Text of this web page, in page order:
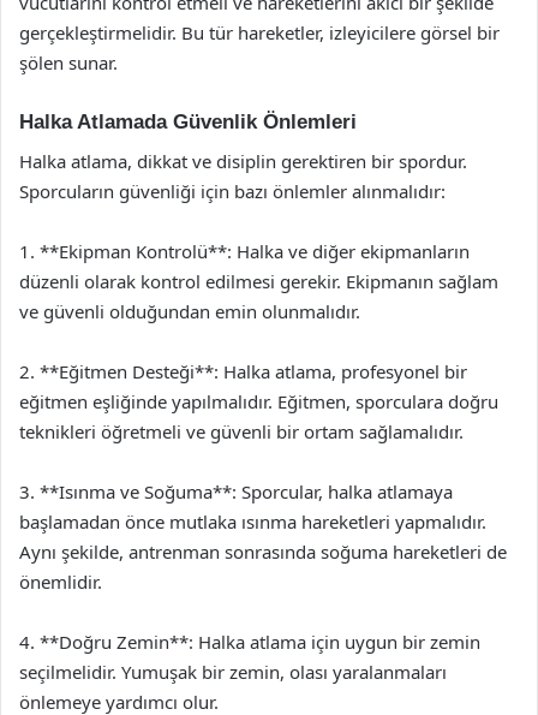
gerçekleştirmelidir. Bu tür hareketler, izleyicilere görsel bir
şölen sunar.
Halka Atlamada Güvenlik Önlemleri
Halka atlama, dikkat ve disiplin gerektiren bir spordur.
Sporcuların güvenliği için bazı önlemler alınmalıdır:
1. **Ekipman Kontrolü**: Halka ve diğer ekipmanların
düzenli olarak kontrol edilmesi gerekir. Ekipmanın sağlam
ve güvenli olduğundan emin olunmalıdır.
2. **Eğitmen Desteği**: Halka atlama, profesyonel bir
eğitmen eşliğinde yapılmalıdır. Eğitmen, sporculara doğru
teknikleri öğretmeli ve güvenli bir ortam sağlamalıdır.
3. **Isınma ve Soğuma**: Sporcular, halka atlamaya
başlamadan önce mutlaka ısınma hareketleri yapmalıdır.
Aynı şekilde, antrenman sonrasında soğuma hareketleri de
önemlidir.
4. **Doğru Zemin**: Halka atlama için uygun bir zemin
seçilmelidir. Yumuşak bir zemin, olası yaralanmaları
önlemeye yardımcı olur.